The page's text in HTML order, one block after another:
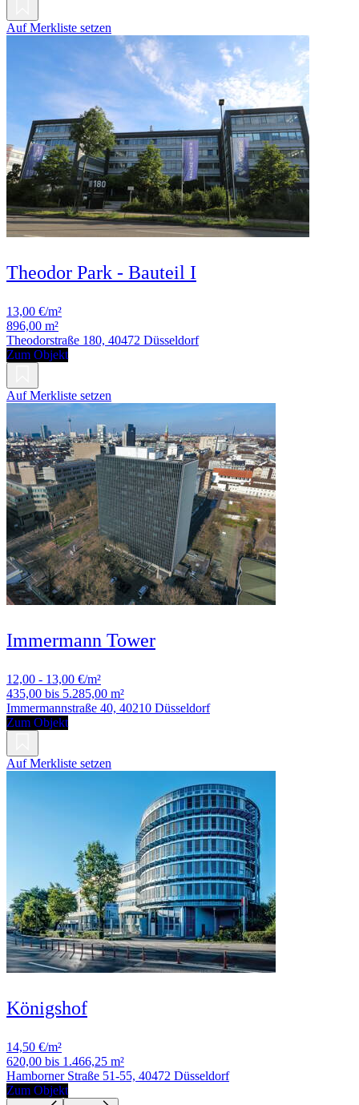
Auf Merkliste setzen
Theodor Park - Bauteil I
13,00 €/m²
896,00 m²
Theodorstraße 180, 40472 Düsseldorf
Zum Objekt
Auf Merkliste setzen
Immermann Tower
12,00 - 13,00 €/m²
435,00 bis 5.285,00 m²
Immermannstraße 40, 40210 Düsseldorf
Zum Objekt
Auf Merkliste setzen
Königshof
14,50 €/m²
620,00 bis 1.466,25 m²
Hamborner Straße 51-55, 40472 Düsseldorf
Zum Objekt